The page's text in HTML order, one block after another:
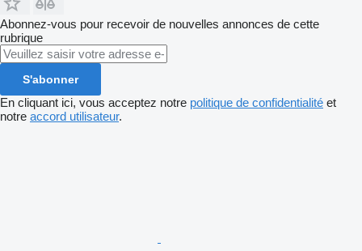
Abonnez-vous pour recevoir de nouvelles annonces de cette
rubrique
S'abonner
En cliquant ici, vous acceptez notre politique de confidentialité et
notre accord utilisateur.